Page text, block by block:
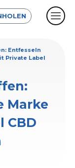
Entfesseln
Private Label
Marke
CBD